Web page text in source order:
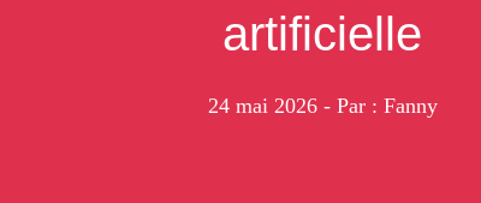
artificielle
24 mai 2026 - Par : Fanny